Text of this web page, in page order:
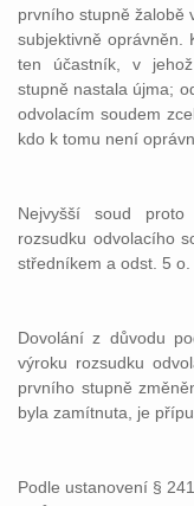
prvního stupně žalobě
subjektivně oprávněn.
ten účastník, v
stupně nastala újma;
odvolacím soudem
kdo k tomu není
Nejvyšší soud
rozsudku odvolacího
středníkem a odst. 5 o.
Dovolání z důvodu
výroku rozsudku
prvního stupně
byla zamítnuta, je
Podle ustanovení §